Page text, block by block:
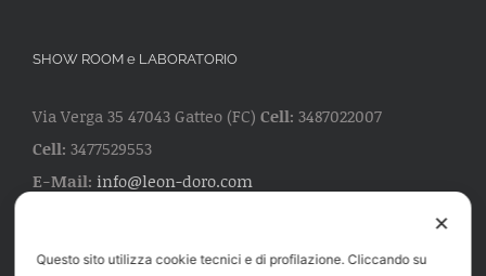
SHOW ROOM e LABORATORIO
Via Verga 35 47043 Gatteo (FC) Cell: 3487022007
Cell: 3477529553
E-Mail: info@leon-doro.com
ORARIO
✕
Questo sito utilizza cookie tecnici e di profilazione. Cliccando su